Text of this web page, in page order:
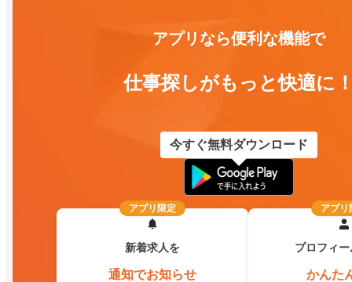
アプリなら便利な機能で
仕事探しがもっと快適に
今すぐ無料ダウンロード
アプリ限定
新着求人を
通知でお知らせ
アプリ
プロフィ
かんた